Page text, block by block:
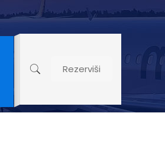
Rezerviši